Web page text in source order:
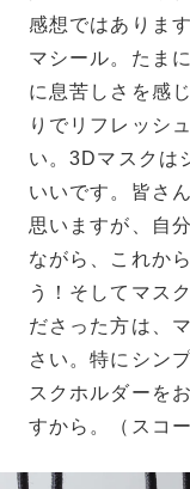
感想ではありま
マシール。たま
に息苦しさを感
りでリフレッシ
い。3Dマスクは
いいです。皆さ
思いますが、自
ながら、これか
う！そしてマス
ださった方は、
さい。特にシン
スクホルダーを
すから。（スコ